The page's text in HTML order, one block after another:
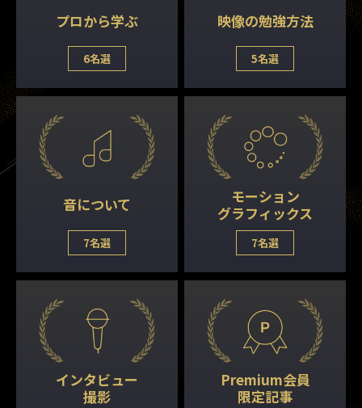
プロから学ぶ
6名選
映像の勉強方法
5名選
音について
7名選
モーション
グラフィックス
7名選
インタビュー
撮影
Premium会員
限定記事